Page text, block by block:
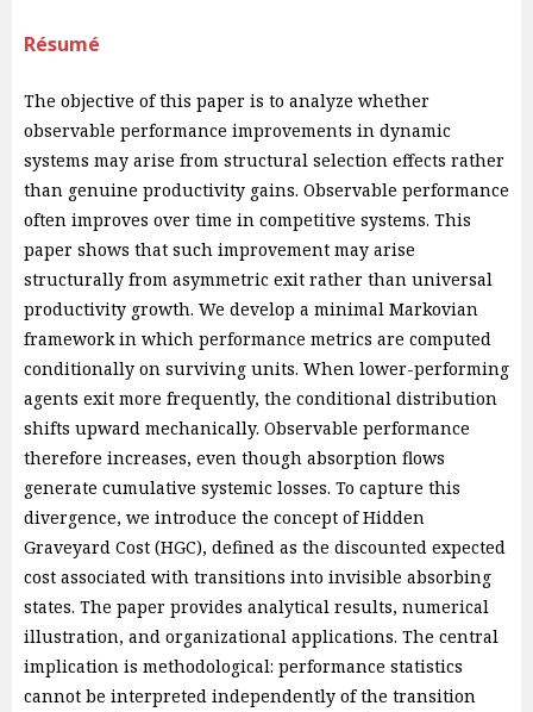
Résumé
The objective of this paper is to analyze whether
observable performance improvements in dynamic
systems may arise from structural selection effects rather
than genuine productivity gains. Observable performance
often improves over time in competitive systems. This
paper shows that such improvement may arise
structurally from asymmetric exit rather than universal
productivity growth. We develop a minimal Markovian
framework in which performance metrics are computed
conditionally on surviving units. When lower-performing
agents exit more frequently, the conditional distribution
shifts upward mechanically. Observable performance
therefore increases, even though absorption flows
generate cumulative systemic losses. To capture this
divergence, we introduce the concept of Hidden
Graveyard Cost (HGC), defined as the discounted expected
cost associated with transitions into invisible absorbing
states. The paper provides analytical results, numerical
illustration, and organizational applications. The central
implication is methodological: performance statistics
cannot be interpreted independently of the transition